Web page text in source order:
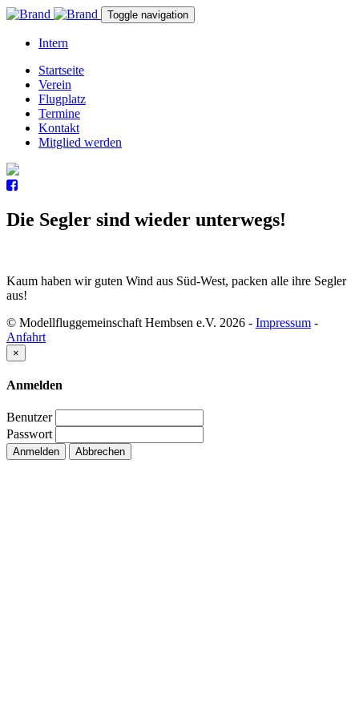
Toggle navigation
Intern
Startseite
Verein
Flugplatz
Termine
Kontakt
Mitglied werden
Die Segler sind wieder unterwegs!
Kaum haben wir guten Wind aus Süd-West, packen alle ihre Segler
aus!
© Modellfluggemeinschaft Hembsen e.V. 2026 - Impressum -
Anfahrt
×
Anmelden
Benutzer
Passwort
Anmelden Abbrechen